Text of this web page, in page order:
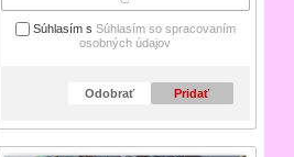
Súhlasím s Súhlasím so spracovaním
osobných údajov
Odobrať Pridať